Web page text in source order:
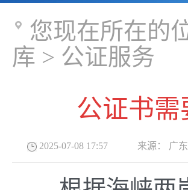
您现在所在的
库 > 公证服务
公证书
2025-07-08 17:57 来源： 广